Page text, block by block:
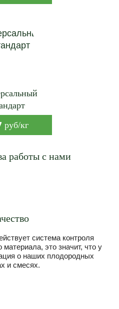
руб/кг
работы с нами
система контроля
материала, это значит, что у
о наших плодородных
и смесях.